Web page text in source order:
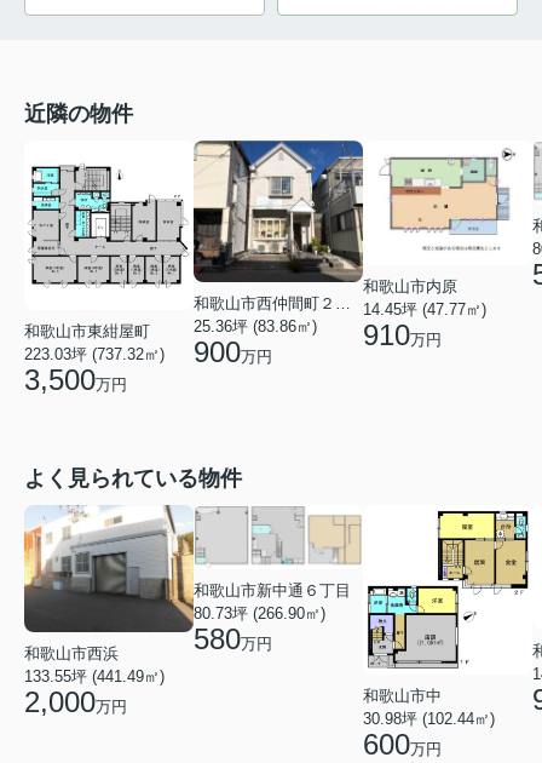
近隣の物件
和歌山市東紺屋町
223.03坪 (737.32㎡)
3,500万円
和歌山市西仲間町２丁目
25.36坪 (83.86㎡)
900万円
和歌山市内原
14.45坪 (47.77㎡)
910万円
よく見られている物件
和歌山市西浜
133.55坪 (441.49㎡)
2,000万円
和歌山市新中通６丁目
80.73坪 (266.90㎡)
580万円
和歌山市中
30.98坪 (102.44㎡)
600万円